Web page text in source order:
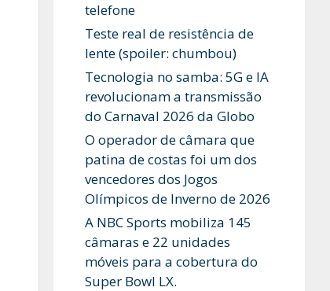
telefone
Teste real de resistência de
lente (spoiler: chumbou)
Tecnologia no samba: 5G e IA
revolucionam a transmissão
do Carnaval 2026 da Globo
O operador de câmara que
patina de costas foi um dos
vencedores dos Jogos
Olímpicos de Inverno de 2026
A NBC Sports mobiliza 145
câmaras e 22 unidades
móveis para a cobertura do
Super Bowl LX.